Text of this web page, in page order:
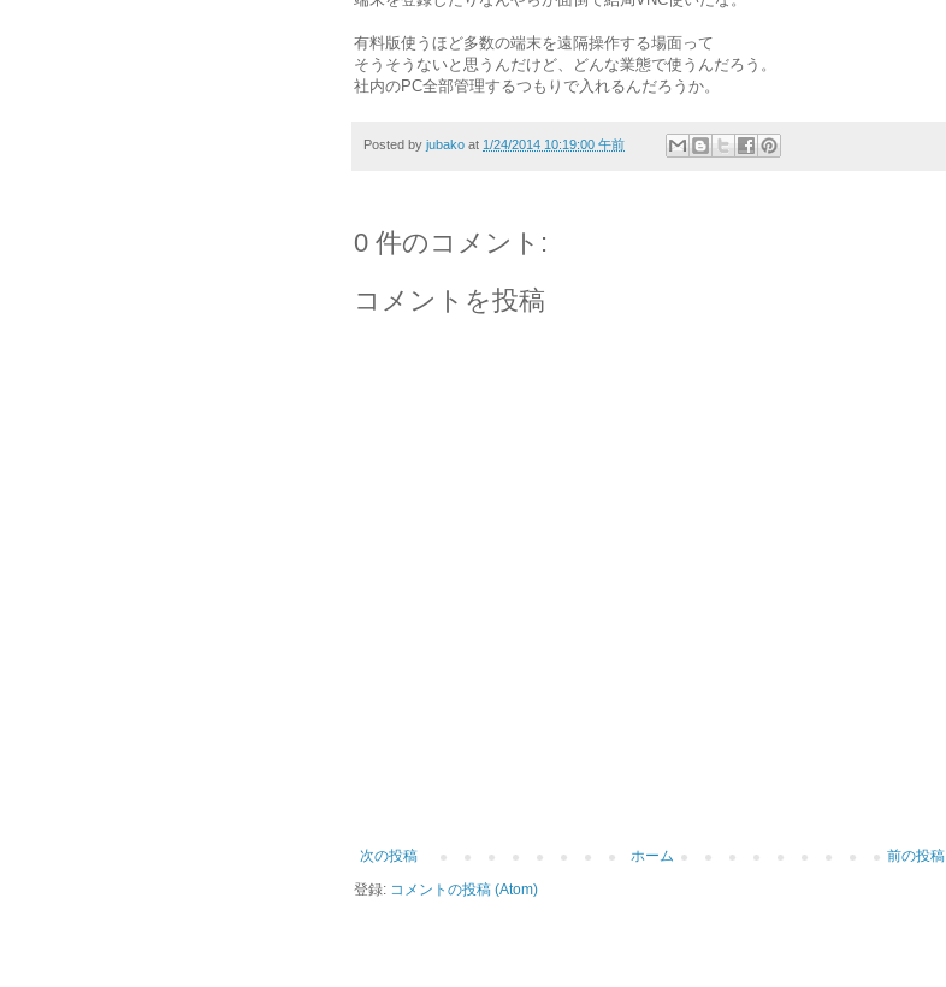
有料版使うほど多数の端末を遠隔操作する場面って
そうそうないと思うんだけど、どんな業態で使うんだろう。
社内のPC全部管理するつもりで入れるんだろうか。
Posted by jubako at 1/24/2014 10:19:00 午前
0 件のコメント:
コメントを投稿
次の投稿 前の投稿
ホーム
登録: コメントの投稿 (Atom)